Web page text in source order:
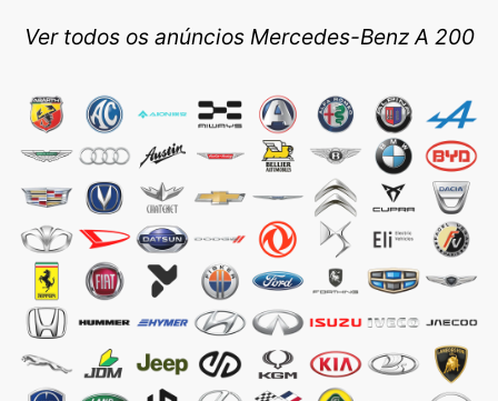
Ver todos os anúncios Mercedes-Benz A 200